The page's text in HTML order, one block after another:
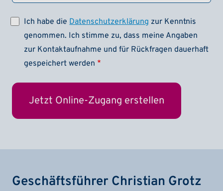
Ich habe dieDatenschutzerklärung zur Kenntnis
genommen. Ich stimme zu, dass meine Angaben
zur Kontaktaufnahme und für Rückfragen dauerhaft
gespeichert werden
Geschäftsführer Christian Grotz